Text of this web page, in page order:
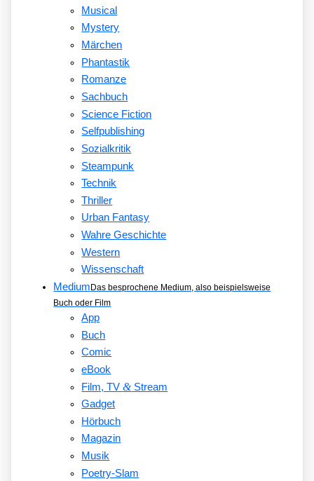
Musical
Mystery
Märchen
Phantastik
Romanze
Sachbuch
Science Fiction
Selfpublishing
Sozialkritik
Steampunk
Technik
Thriller
Urban Fantasy
Wahre Geschichte
Western
Wissenschaft
Medium Das besprochene Medium, also beispielsweise
Buch oder Film
App
Buch
Comic
eBook
Film, TV&Stream
Gadget
Hörbuch
Magazin
Musik
Poetry-Slam